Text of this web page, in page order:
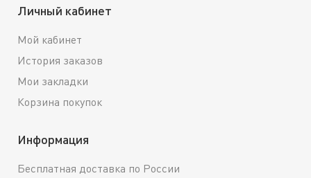
Личный кабинет
Мой кабинет
История заказов
Мои закладки
Корзина покупок
Информация
Бесплатная доставка по России